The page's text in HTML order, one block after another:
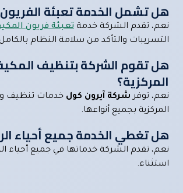
هل تشمل الخدمة تعبئة
نعم، تقدم الشركة خدمة تعبئة فريون
التسريبات والتأكد من سلامة النظام
هل تقوم الشركة بتنظيف
المركزية؟
نعم، توفر شركة آيرون كول خدمات تنظيف
المركزية بجميع أنواعها.
هل تغطي الخدمة جميع أحياء
نعم، تقدم الشركة خدماتها في جميع أحياء
استثناء.